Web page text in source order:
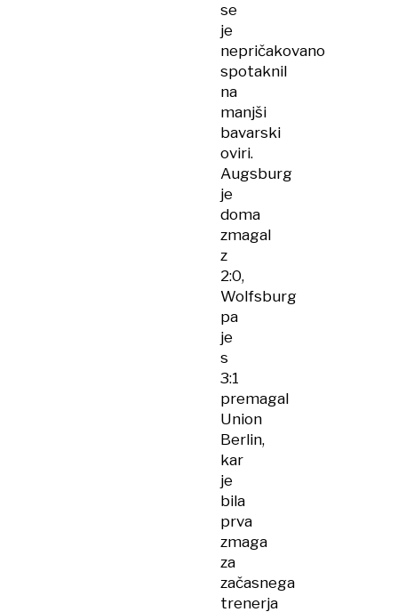
se
je
nepričakovano
spotaknil
na
manjši
bavarski
oviri.
Augsburg
je
doma
zmagal
z
2:0,
Wolfsburg
pa
je
s
3:1
premagal
Union
Berlin,
kar
je
bila
prva
zmaga
za
začasnega
trenerja